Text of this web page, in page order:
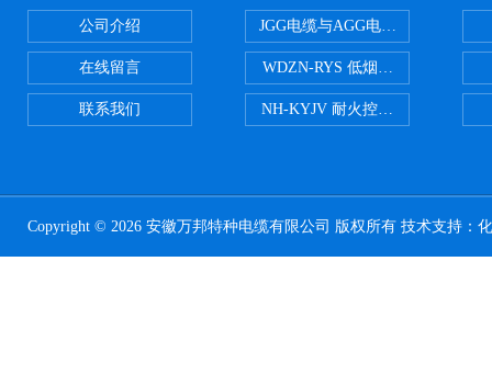
公司介绍
在线留言
联系我们
JGG电缆与AGG电缆有什么区别
WDZN-RYS 低烟无卤耐火双绞线
NH-KYJV 耐火控制电缆
Copyright © 2026 安徽万邦特种电缆有限公司 版权所有 技术支持：